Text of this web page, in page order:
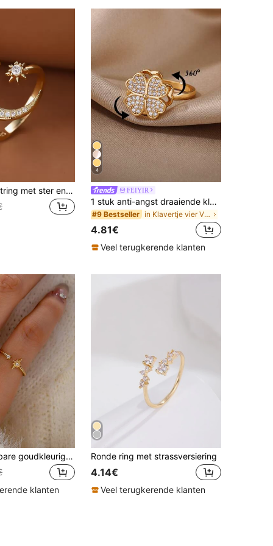
Vanel Manchetring met ster en maandecoratie
4
FEIYIR
1 stuk anti-angst draaiende klavertje vier hartring, modieuze roestvrijstalen zon-sterring, 18-karaats vergulde bedel, sieraad, accessoire voor bruiloften, feestdagen, cadeau voor Valentijnsdag en Moederdag
#9 Bestseller in Klavertje vier Vrouwen Ringen
4.81€
Veel terugkerende klanten
1 stuk verstelbare goudkleurige stervormige ring, ingelegd met zirkonia, sterrenring, damessieraden
klanten
Ronde ring met strassversiering
4.14€
Veel terugkerende klanten